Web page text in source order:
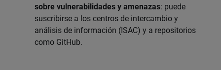
sobre vulnerabilidades y amenazas: puede
suscribirse a los centros de intercambio y
análisis de información (ISAC) y a repositorios
como GitHub.